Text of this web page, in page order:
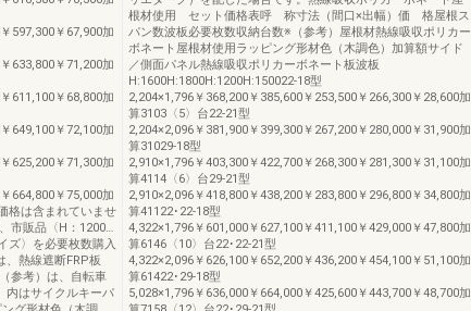
597,300￥67,900加
633,800￥71,200加
611,100￥68,800加
649,100￥72,100加
625,200￥71,300加
664,800￥75,000加
格は含まれていませ
市販品〈H：1200…
ズ〉を必要枚数購入
、熱線遮断FRP板
参考）は、自転車
はサイクルキーパ
根材使用 セット価格表呼 称寸法（間口×出幅）価 格屋根ス
パン数波板必要枚数収納台数※（参考）屋根材熱線吸収ポリカー
ボネート屋根材使用ラッピング形材色（木調色）加算額サイド
／側面パネル熱線吸収ポリカーボネート板波板
H:1600H:1800H:1200H:150022-18型
2,204×1,796￥368,200￥385,600￥253,500￥266,300￥28,600加
算3103〈5〉台22-21型
2,204×2,096￥381,900￥399,300￥267,200￥280,000￥31,900加
算31029-18型
2,910×1,796￥403,300￥422,700￥268,300￥281,300￥31,100加
算4114〈6〉台29-21型
2,910×2,096￥418,800￥438,200￥283,800￥296,800￥34,800加
算41122･22-18型
4,322×1,796￥601,000￥627,100￥411,100￥429,000￥47,800加
算6146〈10〉台22･22-21型
4,322×2,096￥626,100￥652,200￥436,200￥454,100￥51,100加
算61422･29-18型
5,028×1,796￥636,000￥664,000￥425,600￥443,700￥48,700加